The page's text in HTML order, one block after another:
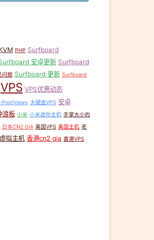
板 Surfboard官方配置模板
PHP Surfboard
安卓更新 Surfboard
问题 Surfboard 更新 Surfboard
VPS VPS优惠动态
PostViews 大硬盘VPS 安卓
浪板 小米 小米迷你主机 手掌大小的
日本CN2 GIA 美国VPS 美国主机 老
虚拟主机 香港cn2 gia 香港VPS